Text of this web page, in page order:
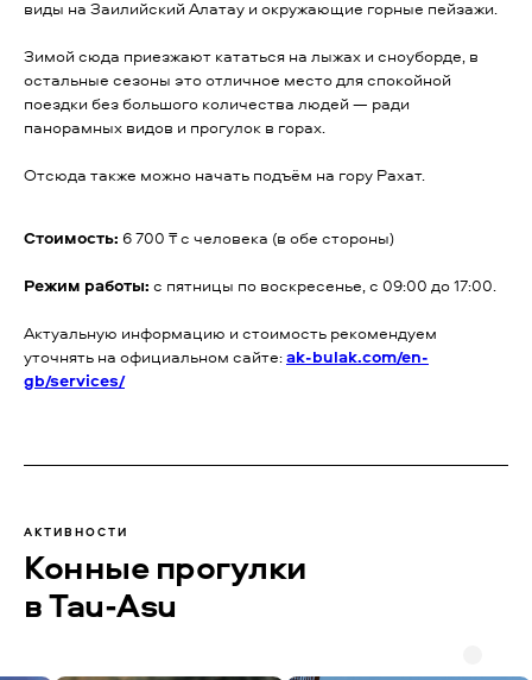
виды на Заилийский Алатау и окружающие горные пейзажи.
Зимой сюда приезжают кататься на лыжах и сноуборде, в
остальные сезоны это отличное место для спокойной
поездки без большого количества людей — ради
панорамных видов и прогулок в горах.
Отсюда также можно начать подъём на гору Рахат.
Стоимость: 6 700 ₸ с человека (в обе стороны)
Режим работы: с пятницы по воскресенье, с 09:00 до 17:00.
Актуальную информацию и стоимость рекомендуем
уточнять на официальном сайте:ak-bulak.com/en-
gb/services/
Конные прогулки
в Tau-Asu
АКТИВНОСТИ